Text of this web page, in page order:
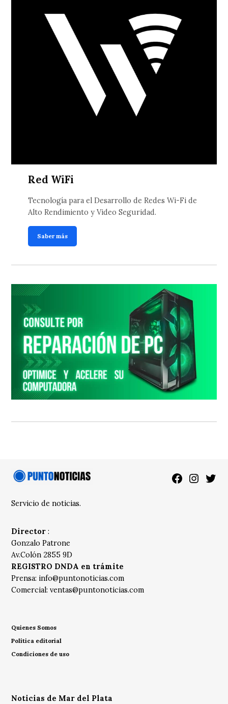
Red WiFi
Tecnología para el Desarrollo de Redes Wi-Fi de
Alto Rendimiento y Video Seguridad.
Saber más
Facebook
Servicio de noticias.
Director :
Gonzalo Patrone
Av.Colón 2855 9D
REGISTRO DNDA en trámite
Prensa: info@puntonoticias.com
Comercial:ventas@puntonoticias.com
Quienes Somos
Política editorial
Condiciones de uso
Noticias de Mar del Plata